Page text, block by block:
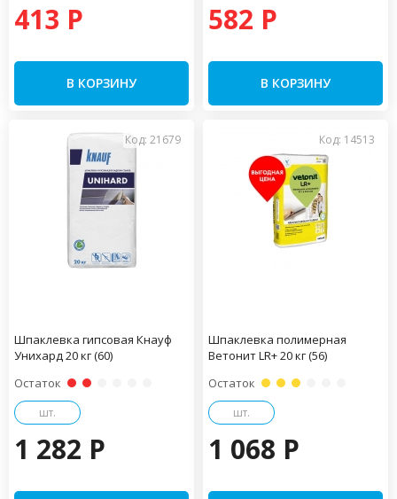
413 P
В КОРЗИНУ
582 P
В КОРЗИНУ
Код: 21679
Шпаклевка гипсовая Кнауф
Унихард 20 кг (60)
Остаток
шт.
1 282 P
Код: 14513
Шпаклевка полимерная
Ветонит LR+ 20 кг (56)
Остаток
шт.
1 068 P